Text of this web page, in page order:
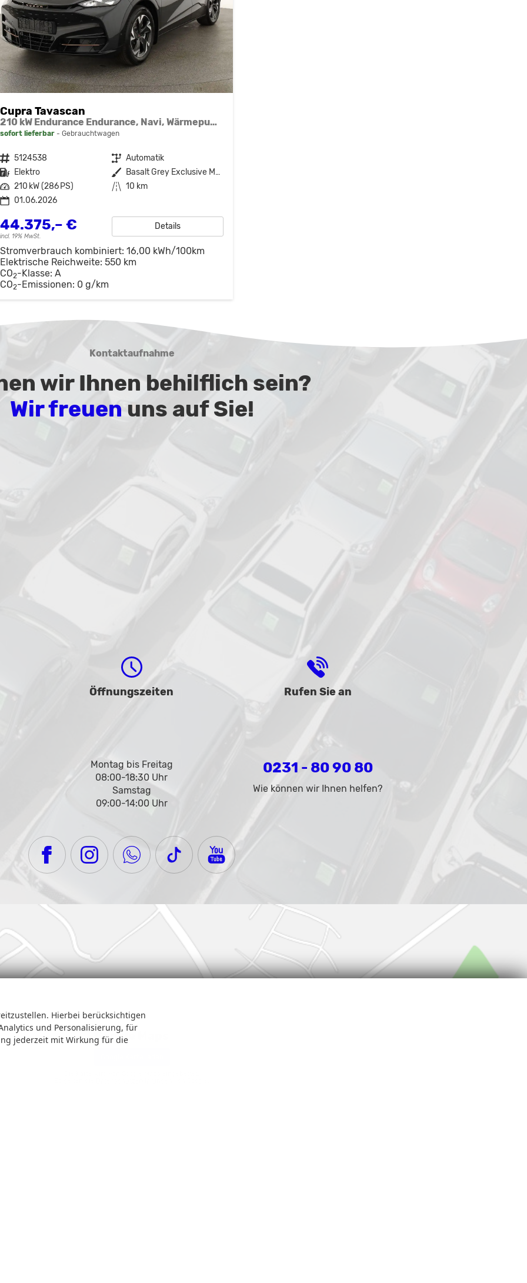
Cupra Tavascan
210 kW Endurance Endurance, Navi, Wärmepumpe, Kamera, el. Klappe, 19-Zoll, 3 J.-Garantie
sofort lieferbar Gebrauchtwagen
Fahrzeugnr. 5124538 Getriebe Automatik
Kraftstoff Elektro Außenfarbe
Basalt Grey Exclusive Metallic
Leistung 210 kW (286 PS) Kilometerstand 10 km
01.06.2026
44.375,– €
incl. 19% MwSt.
Details
Stromverbrauch kombiniert: 16,00 kWh/100km
Elektrische Reichweite: 550 km
CO2-Klasse: A
CO2-Emissionen: 0 g/km
Kontaktaufnahme
wir Ihnen behilflich sein?
Wir freuen uns auf Sie!
Öffnungszeiten
Montag bis Freitag
08:00-18:30 Uhr
Samstag
09:00-14:00 Uhr
Rufen Sie an
0231 - 80 90 80
Wie können wir Ihnen helfen?
Google Maps
Hierbei berücksichtigen
und Personalisierung, für
jederzeit mit Wirkung für die